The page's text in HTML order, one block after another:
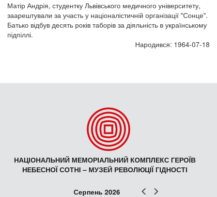
Матір Андрія, студентку Львівського медичного університету,
заарештували за участь у націоналістичній організації "Сонце".
Батько відбув десять років таборів за діяльність в українському
підпіллі.
Народився: 1964-07-18
НАЦІОНАЛЬНИЙ МЕМОРІАЛЬНИЙ КОМПЛЕКС ГЕРОЇВ
НЕБЕСНОЇ СОТНІ – МУЗЕЙ РЕВОЛЮЦІЇ ГІДНОСТІ
Попер
Серпень 2026